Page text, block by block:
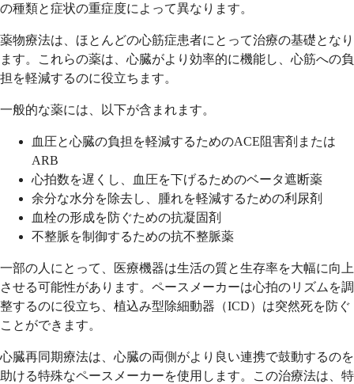
の種類と症状の重症度によって異なります。
薬物療法は、ほとんどの心筋症患者にとって治療の基礎となり
ます。これらの薬は、心臓がより効率的に機能し、心筋への負
担を軽減するのに役立ちます。
一般的な薬には、以下が含まれます。
血圧と心臓の負担を軽減するためのACE阻害剤または
ARB
心拍数を遅くし、血圧を下げるためのベータ遮断薬
余分な水分を除去し、腫れを軽減するための利尿剤
血栓の形成を防ぐための抗凝固剤
不整脈を制御するための抗不整脈薬
一部の人にとって、医療機器は生活の質と生存率を大幅に向上
させる可能性があります。ペースメーカーは心拍のリズムを調
整するのに役立ち、植込み型除細動器（ICD）は突然死を防ぐ
ことができます。
心臓再同期療法は、心臓の両側がより良い連携で鼓動するのを
助ける特殊なペースメーカーを使用します。この治療法は、特